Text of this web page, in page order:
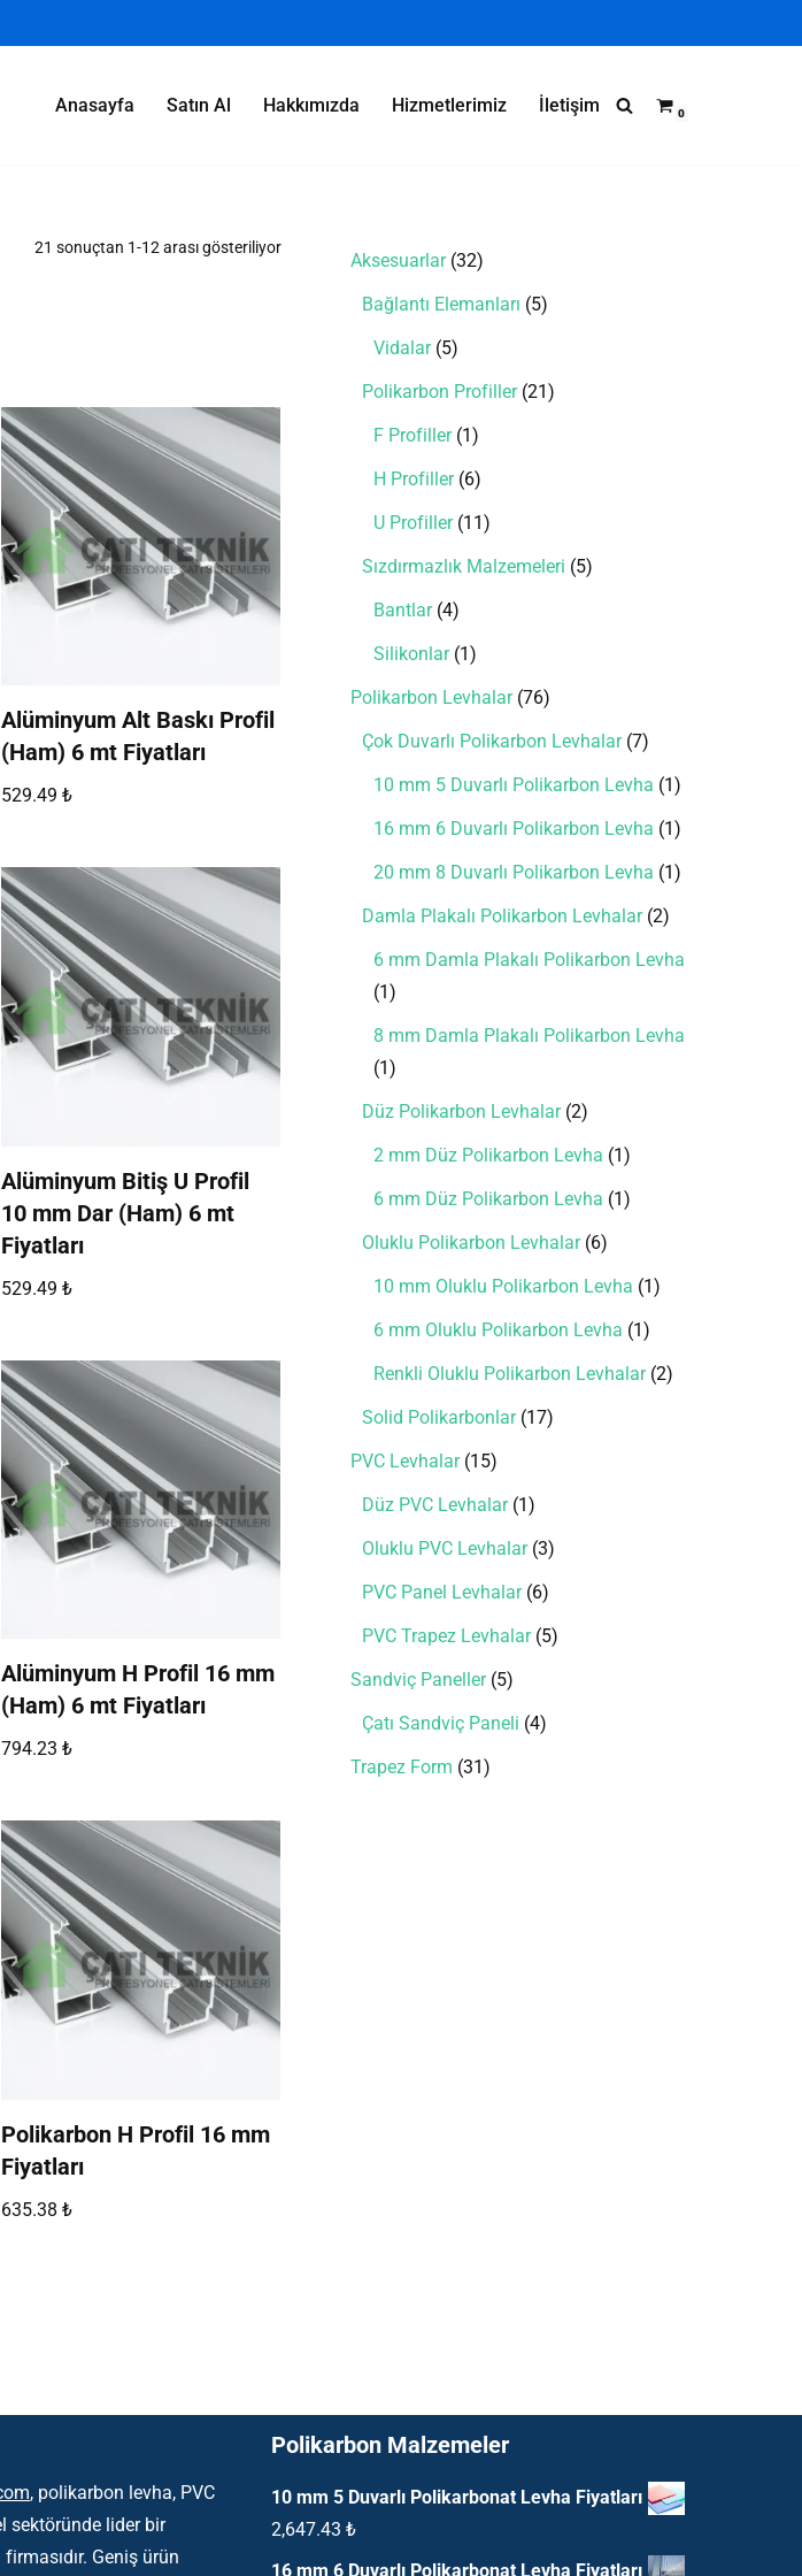
Anasayfa Satın Al Hakkımızda Hizmetlerimiz İletişim 0
21 sonuçtan 1-12 arası gösteriliyor
Alüminyum Alt Baskı Profil
(Ham) 6 mt Fiyatları
529.49₺
Alüminyum Bitiş U Profil
10 mm Dar (Ham) 6 mt
Fiyatları
529.49₺
Alüminyum H Profil 16 mm
(Ham) 6 mt Fiyatları
794.23₺
Polikarbon H Profil 16 mm
Fiyatları
635.38₺
Aksesuarlar 32
Bağlantı Elemanları 5
Vidalar 5
Polikarbon Profiller 21
F Profiller 1
H Profiller 6
U Profiller 11
Sızdırmazlık Malzemeleri 5
Bantlar 4
Silikonlar 1
Polikarbon Levhalar 76
Çok Duvarlı Polikarbon Levhalar 7
10 mm 5 Duvarlı Polikarbon Levha 1
16 mm 6 Duvarlı Polikarbon Levha 1
20 mm 8 Duvarlı Polikarbon Levha 1
Damla Plakalı Polikarbon Levhalar 2
6 mm Damla Plakalı Polikarbon Levha
1
8 mm Damla Plakalı Polikarbon Levha
1
Düz Polikarbon Levhalar 2
2 mm Düz Polikarbon Levha 1
6 mm Düz Polikarbon Levha 1
Oluklu Polikarbon Levhalar 6
10 mm Oluklu Polikarbon Levha 1
6 mm Oluklu Polikarbon Levha 1
Renkli Oluklu Polikarbon Levhalar 2
Solid Polikarbonlar 17
PVC Levhalar 15
Düz PVC Levhalar 1
Oluklu PVC Levhalar 3
PVC Panel Levhalar 6
PVC Trapez Levhalar 5
Sandviç Paneller 5
Çatı Sandviç Paneli 4
Trapez Form 31
, polikarbon levha, PVC
sektöründe lider bir
Geniş ürün
Polikarbon Malzemeler
10 mm 5 Duvarlı Polikarbonat Levha Fiyatları
2,647.43 ₺
16 mm 6 Duvarlı Polikarbonat Levha Fiyatları